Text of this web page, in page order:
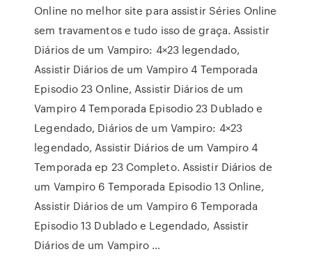
Online no melhor site para assistir Séries Online
sem travamentos e tudo isso de graça. Assistir
Diários de um Vampiro: 4×23 legendado,
Assistir Diários de um Vampiro 4 Temporada
Episodio 23 Online, Assistir Diários de um
Vampiro 4 Temporada Episodio 23 Dublado e
Legendado, Diários de um Vampiro: 4×23
legendado, Assistir Diários de um Vampiro 4
Temporada ep 23 Completo. Assistir Diários de
um Vampiro 6 Temporada Episodio 13 Online,
Assistir Diários de um Vampiro 6 Temporada
Episodio 13 Dublado e Legendado, Assistir
Diários de um Vampiro …